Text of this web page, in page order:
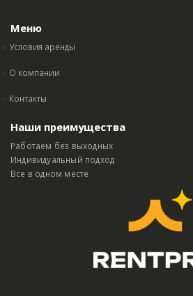
Меню
Условия аренды
О компании
Контакты
Наши преимущества
Работаем без выходных
Индивидуальный подход
Все в одном месте